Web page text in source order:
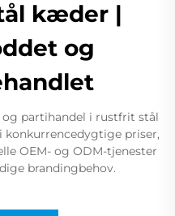
kæder |
og
partihandel i rustfrit stål
konkurrencedygtige priser,
OEM- og ODM-tjenester
brandingbehov.